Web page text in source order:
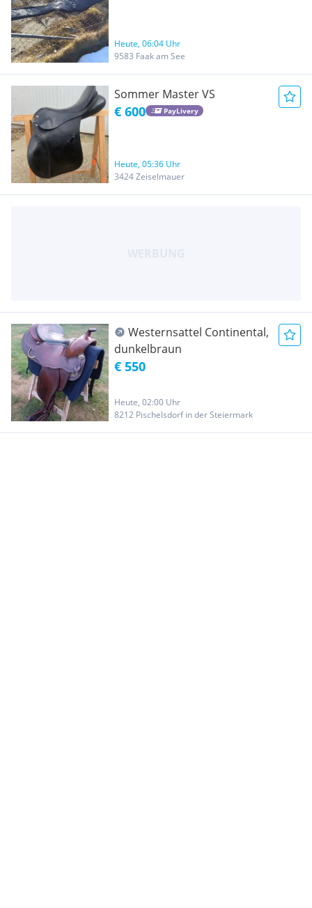
Heute, 06:04 Uhr
9583 Faak am See
Sommer Master VS
€ 600 PayLivery
Heute, 05:36 Uhr
3424 Zeiselmauer
Westernsattel Continental,
dunkelbraun
€ 550
Heute, 02:00 Uhr
8212 Pischelsdorf in der Steiermark